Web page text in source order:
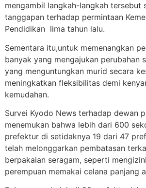
mengambil langkah-langkah tersebut
tanggapan terhadap permintaan
Pendidikan lima tahun lalu.
Sementara itu,untuk memenangkan
banyak yang mengajukan perubahan
yang menguntungkan murid secara
meningkatkan fleksibilitas demi
kemudahan.
Survei Kyodo News terhadap dewan
menemukan bahwa lebih dari 600
prefektur di setidaknya 19 dari 47
telah melonggarkan pembatasan
berpakaian seragam, seperti
perempuan memakai celana panjang